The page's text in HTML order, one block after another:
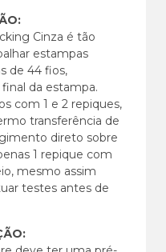
Cinza é tão
estampas
de 44 fios,
da estampa.
com 1 e 2 repiques,
transferência de
direto sobre
1 repique com
mesmo assim
testes antes de